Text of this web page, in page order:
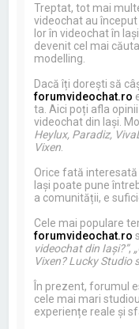
Treptat, tot mai
videochat au
lor în videochat în
devenit cel mai
modelling.
Dacă îți dorești să
forumvideochat.ro
ta. Aici poți afla
videochat din Iași.
Heylux, Paradiz,
Vixen
Orice fată
Iași poate pune
a comunității, e
Cele mai populare
forumvideochat.ro
videochat din Iași?”,
Vixen? Lucky Studio
În prezent, forumul
cele mai mari
experiențe reale și